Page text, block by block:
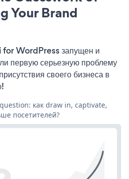
Your Brand
for WordPress запущен и
первую серьезную проблему
своего бизнеса в
как draw in, captivate,
посетителей?